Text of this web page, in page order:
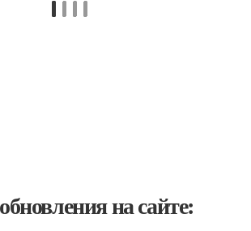
на сайте: